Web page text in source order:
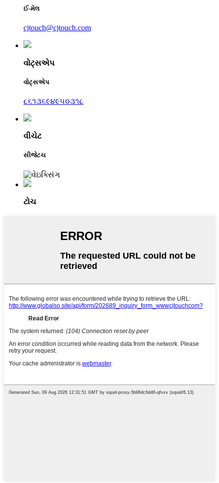
ઈ-મેલ
cjtouch@cjtouch.com
વોટ્સએપ
વોટ્સએપ
૮૬૧૩૬૯૪૯૫૦૩૧૮
વીચેટ
સીજેટચ
ટોચ